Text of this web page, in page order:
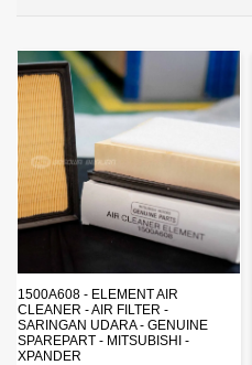
4013A330 - ARM ASSY FR SUSP
LWR RH - KAMPAK DEPAN BAWAH
KANAN - GENUINE SPAREPART -
MITSUBISHI - XPANDER